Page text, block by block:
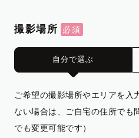
撮影場所
自分で選ぶ
ご希望の撮影場所やエリアを入
ない場合は、ご自宅の住所でも
でも変更可能です）